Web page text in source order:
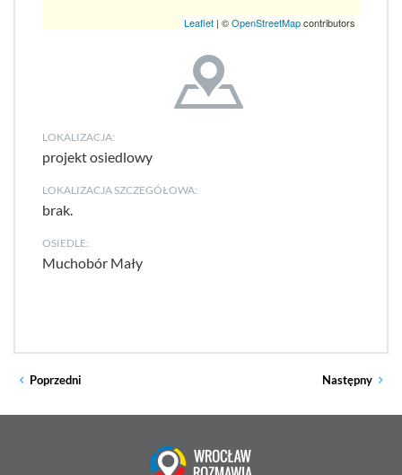
Leaflet | ©OpenStreetMapcontributors
LOKALIZACJA:
projekt osiedlowy
LOKALIZACJA SZCZEGÓŁOWA:
brak.
OSIEDLE:
Muchobór Mały
Poprzedni Następny